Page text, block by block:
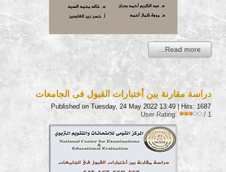
Read more...
دراسة مقارنة بين أختبارات القبول فى الجامعات
Published on Tuesday, 24 May 2022 13:49| Hits: 1687
User Rating:
/ 1